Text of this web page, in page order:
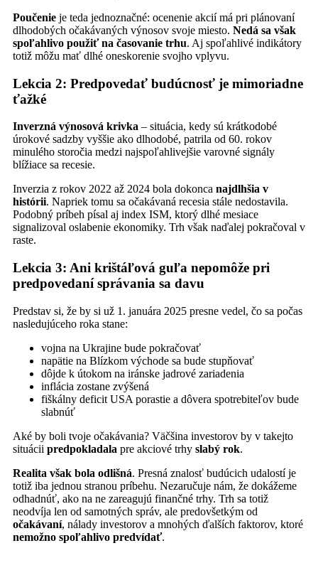
Poučenie je teda jednoznačné: ocenenie akcií má pri plánovaní
dlhodobých očakávaných výnosov svoje miesto. Nedá sa však
spoľahlivo použiť na časovanie trhu. Aj spoľahlivé indikátory
totiž môžu mať dlhé oneskorenie svojho vplyvu.
Lekcia 2: Predpovedať budúcnosť je mimoriadne
ťažké
Inverzná výnosová krivka – situácia, kedy sú krátkodobé
úrokové sadzby vyššie ako dlhodobé, patrila od 60. rokov
minulého storočia medzi najspoľahlivejšie varovné signály
blížiace sa recesie.
Inverzia z rokov 2022 až 2024 bola dokonca najdlhšia v
histórii. Napriek tomu sa očakávaná recesia stále nedostavila.
Podobný príbeh písal aj index ISM, ktorý dlhé mesiace
signalizoval oslabenie ekonomiky. Trh však naďalej pokračoval v
raste.
Lekcia 3: Ani krištáľová guľa nepomôže pri
predpovedaní správania sa davu
Predstav si, že by si už 1. januára 2025 presne vedel, čo sa počas
nasledujúceho roka stane:
vojna na Ukrajine bude pokračovať
napätie na Blízkom východe sa bude stupňovať
dôjde k útokom na iránske jadrové zariadenia
inflácia zostane zvýšená
fiškálny deficit USA porastie a dôvera spotrebiteľov bude
slabnúť
Aké by boli tvoje očakávania? Väčšina investorov by v takejto
situácii predpokladala pre akciové trhy slabý rok.
Realita však bola odlišná. Presná znalosť budúcich udalostí je
totiž iba jednou stranou príbehu. Nezaručuje nám, že dokážeme
odhadnúť, ako na ne zareagujú finančné trhy. Trh sa totiž
neodvíja len od samotných správ, ale predovšetkým od
očakávaní, nálady investorov a mnohých ďalších faktorov, ktoré
nemožno spoľahlivo predvídať.